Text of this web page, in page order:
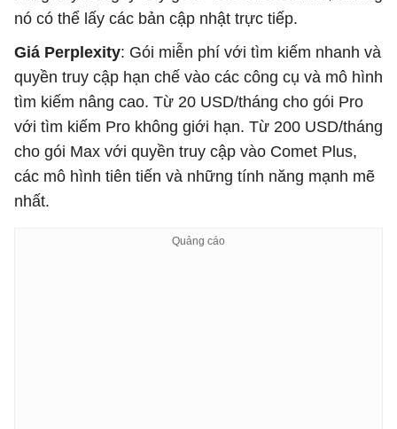
nó có thể lấy các bản cập nhật trực tiếp.
Giá Perplexity: Gói miễn phí với tìm kiếm nhanh và
quyền truy cập hạn chế vào các công cụ và mô hình
tìm kiếm nâng cao. Từ 20 USD/tháng cho gói Pro
với tìm kiếm Pro không giới hạn. Từ 200 USD/tháng
cho gói Max với quyền truy cập vào Comet Plus,
các mô hình tiên tiến và những tính năng mạnh mẽ
nhất.